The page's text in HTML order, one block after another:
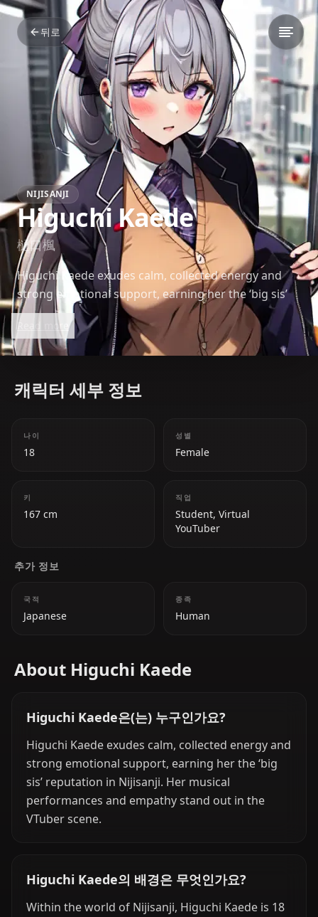
뒤로
NIJISANJI
Higuchi Kaede
樋口楓
Higuchi Kaede exudes calm, collected energy and
strong emotional support, earning her the ‘big sis’
reputation in Nijisanji. Her musical performances
and empathy stand out in the VTuber scene.
Read more
캐릭터 세부 정보
나이
18
성별
Female
키
167 cm
직업
Student, Virtual
YouTuber
추가 정보
국적
Japanese
종족
Human
About Higuchi Kaede
Higuchi Kaede은(는) 누구인가요?
Higuchi Kaede exudes calm, collected energy and
strong emotional support, earning her the ‘big
sis’ reputation in Nijisanji. Her musical
performances and empathy stand out in the
VTuber scene.
Higuchi Kaede의 배경은 무엇인가요?
Within the world of Nijisanji, Higuchi Kaede is 18